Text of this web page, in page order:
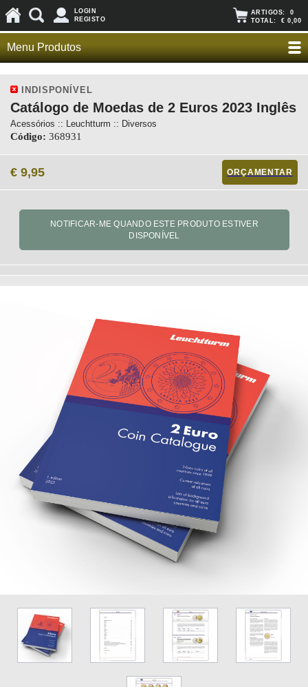
LOGIN
REGISTO
ARTIGOS: 0
TOTAL: € 0,00
Menu Produtos
INDISPONÍVEL
Catálogo de Moedas de 2 Euros 2023 Inglês
Acessórios :: Leuchtturm :: Diversos
Código: 368931
€ 9,95 ORÇAMENTAR